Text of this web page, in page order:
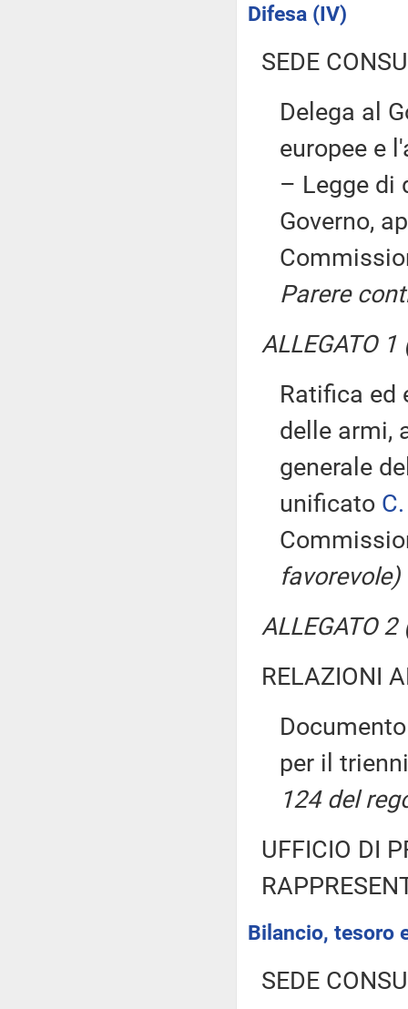
Difesa (IV)
SEDE
Delega al
europee e
– Legge di
Governo,
Parere
ALLEGATO
Ratifica ed
delle armi,
generale
unificato
favorevole)
ALLEGATO
RELAZIONI
per il
124 del
UFFICIO DI
Bilancio, tesoro
SEDE